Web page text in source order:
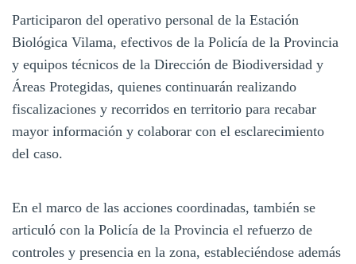
Participaron del operativo personal de la Estación
Biológica Vilama, efectivos de la Policía de la Provincia
y equipos técnicos de la Dirección de Biodiversidad y
Áreas Protegidas, quienes continuarán realizando
fiscalizaciones y recorridos en territorio para recabar
mayor información y colaborar con el esclarecimiento
del caso.
En el marco de las acciones coordinadas, también se
articuló con la Policía de la Provincia el refuerzo de
controles y presencia en la zona, estableciéndose además